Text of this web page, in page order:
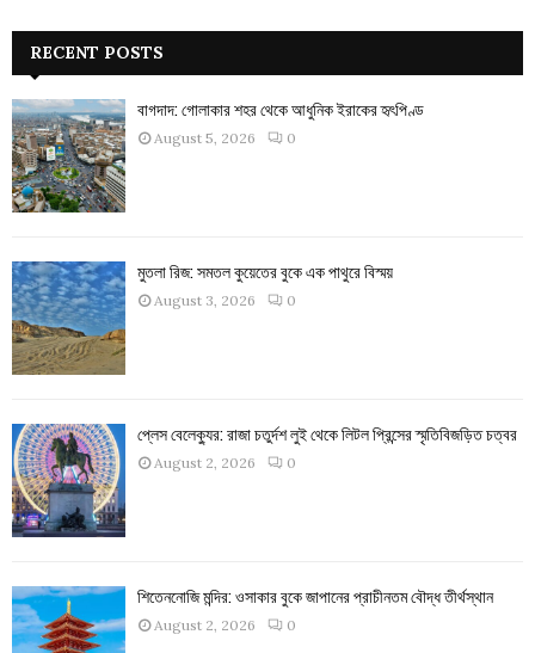
RECENT POSTS
বাগদাদ: গোলাকার শহর থেকে আধুনিক ইরাকের হৃৎপিণ্ড
August 5, 2026 0
মুতলা রিজ: সমতল কুয়েতের বুকে এক পাথুরে বিস্ময়
August 3, 2026 0
প্লেস বেলেক্যুর: রাজা চতুর্দশ লুই থেকে লিটল প্রিন্সের স্মৃতিবিজড়িত চত্বর
August 2, 2026 0
শিতেননোজি মন্দির: ওসাকার বুকে জাপানের প্রাচীনতম বৌদ্ধ তীর্থস্থান
August 2, 2026 0